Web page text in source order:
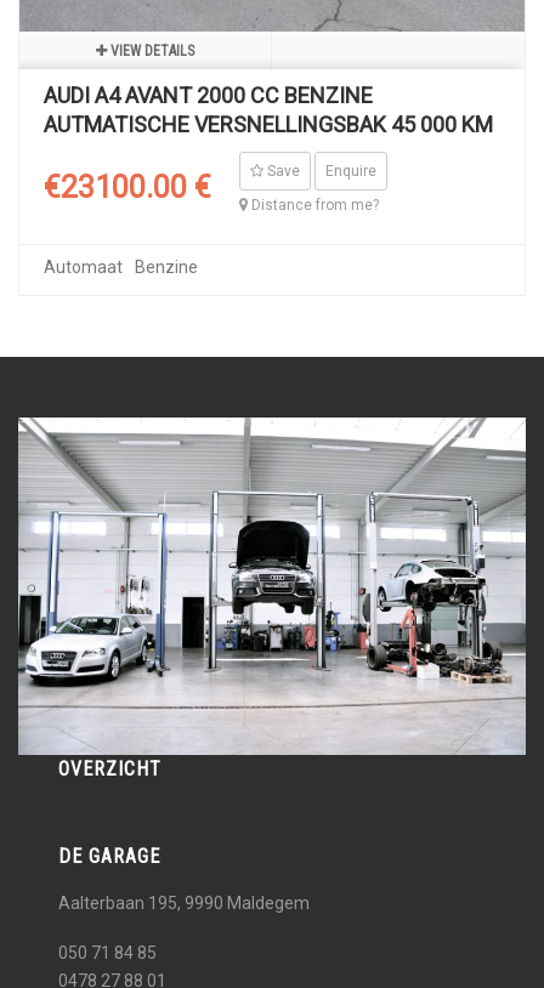
VIEW DETAILS
AUDI A4 AVANT 2000 CC BENZINE
AUTMATISCHE VERSNELLINGSBAK 45 000 KM
€23100.00 € Save
Enquire
Distance from me?
Automaat Benzine
OVERZICHT
DE GARAGE
Aalterbaan 195, 9990 Maldegem
050 71 84 85
0478 27 88 01